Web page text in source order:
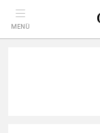
MENÜ